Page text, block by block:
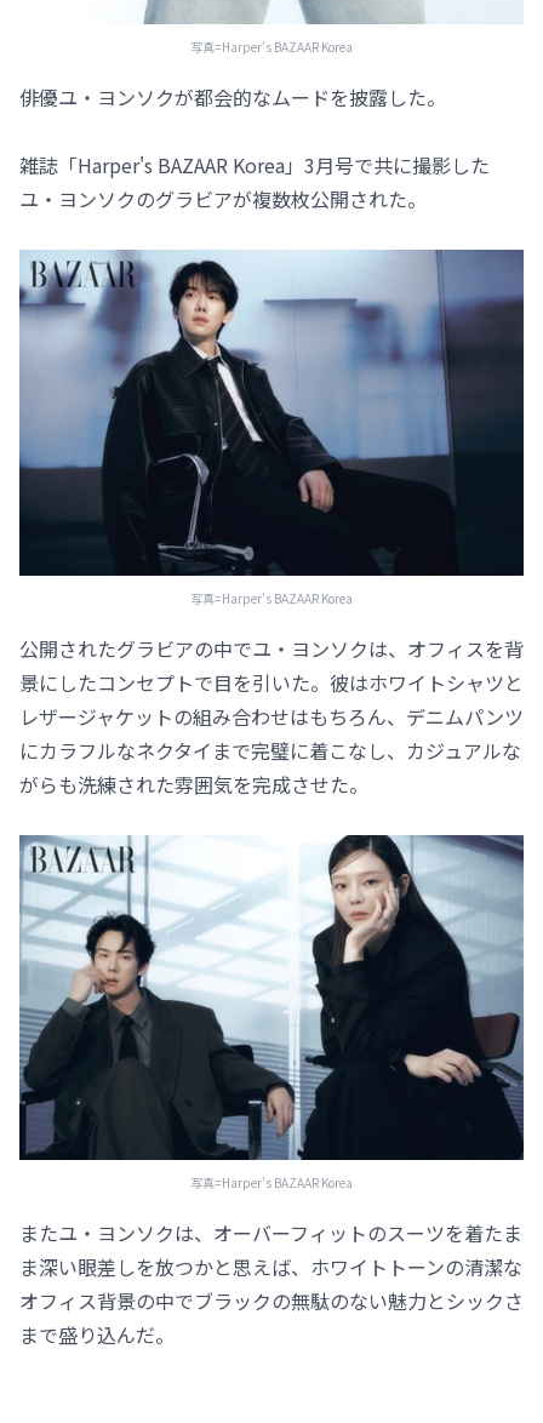
写真=Harper's BAZAAR Korea
俳優ユ・ヨンソクが都会的なムードを披露した。
雑誌「Harper's BAZAAR Korea」3月号で共に撮影した
ユ・ヨンソクのグラビアが複数枚公開された。
写真=Harper's BAZAAR Korea
公開されたグラビアの中でユ・ヨンソクは、オフィスを背
景にしたコンセプトで目を引いた。彼はホワイトシャツと
レザージャケットの組み合わせはもちろん、デニムパンツ
にカラフルなネクタイまで完璧に着こなし、カジュアルな
がらも洗練された雰囲気を完成させた。
写真=Harper's BAZAAR Korea
またユ・ヨンソクは、オーバーフィットのスーツを着たま
ま深い眼差しを放つかと思えば、ホワイトトーンの清潔な
オフィス背景の中でブラックの無駄のない魅力とシックさ
まで盛り込んだ。